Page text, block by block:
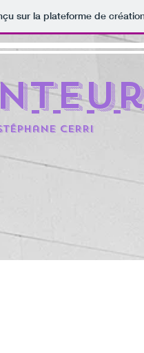
sur la plateforme de
CERRi